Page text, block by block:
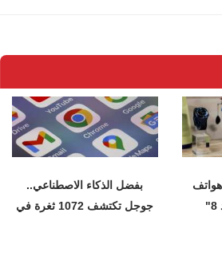
بفضل الذكاء الاصطناعي..
جوجل تكتشف 1072 ثغرة في